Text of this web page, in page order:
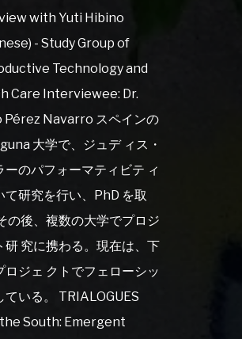
with Yuti Hibino
- Study Group of
Technology and
Care Interviewee: Dr.
Pérez Navarro スペインの
大学で、ジュデ ィス・
ーのパフォーマティビテ ィ
て研究を行い、PhD を取
の後、複数の大学でプロジ
研 究に携わる。現在は、下
ロジェ クトでフェローシッ
ている。 TRIALOGUES
South: Emergent